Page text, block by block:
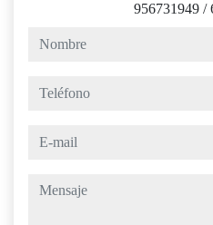
956731949 /
nombre
teléfono
e-mail
mensaje